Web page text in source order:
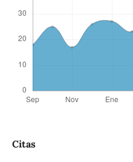
Citas